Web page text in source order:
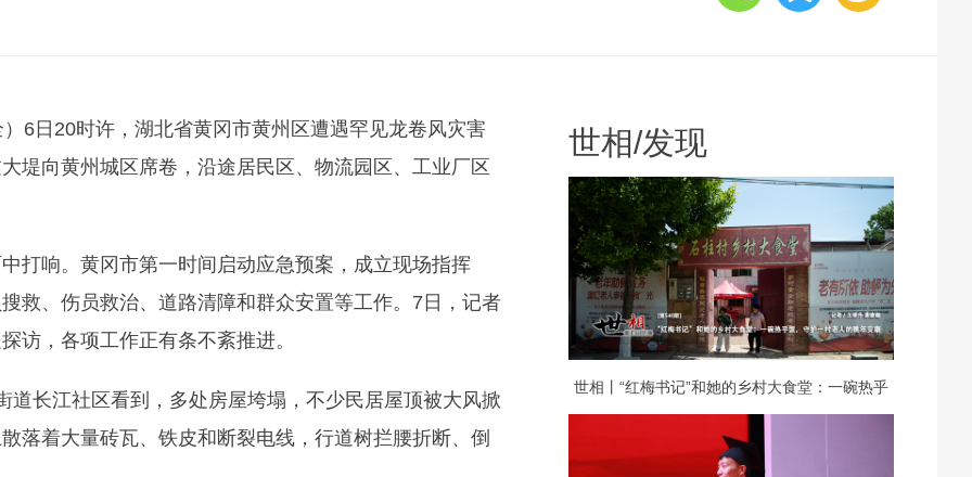
6日20时许，湖北省黄冈市黄州区遭遇罕见龙卷风灾害
堤向黄州城区席卷，沿途居民区、物流园区、工业厂区
打响。黄冈市第一时间启动应急预案，成立现场指挥
救、伤员救治、道路清障和群众安置等工作。7日，记者
访，各项工作正有条不紊推进。
长江社区看到，多处房屋垮塌，不少民居屋顶被大风掀
落着大量砖瓦、铁皮和断裂电线，行道树拦腰折断、倒
世相/发现
世相丨“红梅书记”和她的乡村大食堂：一碗热乎
饭，守护一村老人的晚年安康